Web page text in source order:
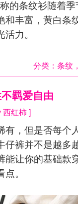
条纹衫随着季
和丰富，黄白条
力。
分类： 条纹
羁爱自由
西红柿 ]
，但是否每个
仔裤并不是越多
能让你的基础款
。